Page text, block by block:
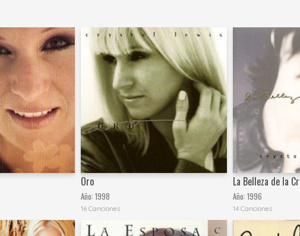
Oro
Año:1998
16 Canciones
La Belleza de la
Año:1996
14 Canciones